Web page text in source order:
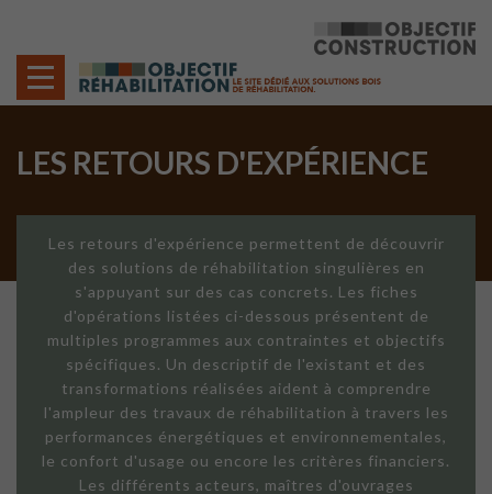
LES RETOURS D'EXPÉRIENCE
Les retours d'expérience permettent de découvrir
des solutions de réhabilitation singulières en
s'appuyant sur des cas concrets. Les fiches
d'opérations listées ci-dessous présentent de
multiples programmes aux contraintes et objectifs
spécifiques. Un descriptif de l'existant et des
transformations réalisées aident à comprendre
l'ampleur des travaux de réhabilitation à travers les
performances énergétiques et environnementales,
le confort d'usage ou encore les critères financiers.
Les différents acteurs, maîtres d'ouvrages